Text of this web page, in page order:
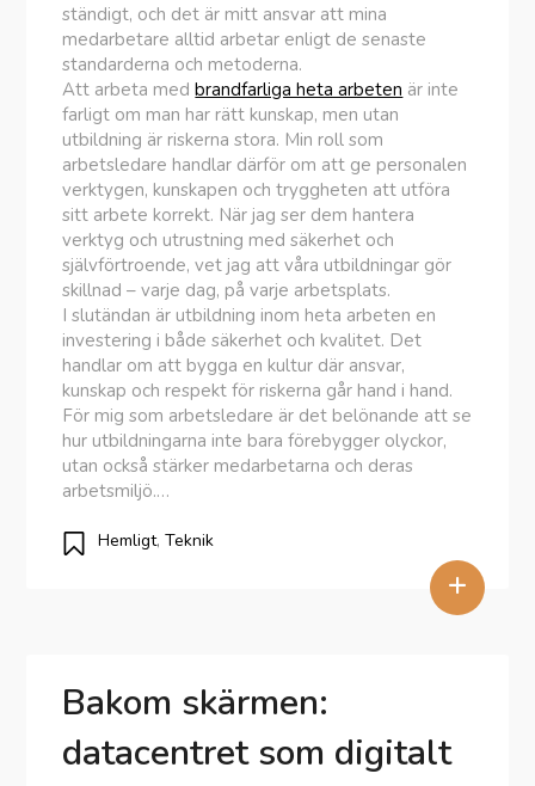
ständigt, och det är mitt ansvar att mina
medarbetare alltid arbetar enligt de senaste
standarderna och metoderna.
Att arbeta medbrandfarliga heta arbeten är inte
farligt om man har rätt kunskap, men utan
utbildning är riskerna stora. Min roll som
arbetsledare handlar därför om att ge personalen
verktygen, kunskapen och tryggheten att utföra
sitt arbete korrekt. När jag ser dem hantera
verktyg och utrustning med säkerhet och
självförtroende, vet jag att våra utbildningar gör
skillnad – varje dag, på varje arbetsplats.
I slutändan är utbildning inom heta arbeten en
investering i både säkerhet och kvalitet. Det
handlar om att bygga en kultur där ansvar,
kunskap och respekt för riskerna går hand i hand.
För mig som arbetsledare är det belönande att se
hur utbildningarna inte bara förebygger olyckor,
utan också stärker medarbetarna och deras
arbetsmiljö.…
+
Hemligt,Teknik
Bakom skärmen:
datacentret som digitalt